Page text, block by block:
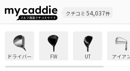
クチコミ 54,037件
ドライバー FW UT アイア